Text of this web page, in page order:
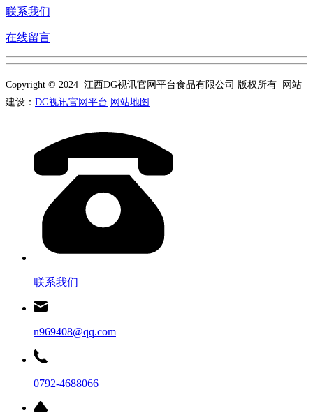
联系我们
在线留言
Copyright © 2024 江西DG视讯官网平台食品有限公司 版权所有 网站
建设： DG视讯官网平台 网站地图
联系我们
n969408@qq.com
0792-4688066